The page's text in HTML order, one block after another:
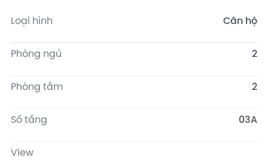
Loại hình Căn hộ
Phòng ngủ 2
Phòng tắm 2
Số tầng 03A
View